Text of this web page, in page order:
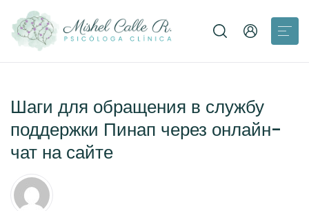
Шаги для обращения в службу
поддержки Пинап через онлайн-
чат на сайте